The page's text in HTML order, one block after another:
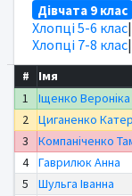
Дівчата 9 клас
Хлопці 5-6 клас|
Хлопці 7-8 клас|
# Імя
1
Іщенко Вероніка
2
Циганенко
3
Компаніченко
4
Гаврилюк Анна
5
Шульга Іванна